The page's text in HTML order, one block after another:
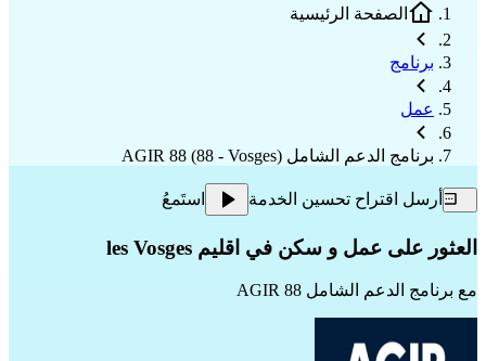
الصفحة الرئيسية
برنامج
عمل
برنامج الدعم الشامل AGIR 88 (88 - Vosges)
أرسل اقتراح تحسين الخدمة استَمعُ
العثور على عمل و سكن في اقليم les Vosges
مع برنامج الدعم الشامل AGIR 88